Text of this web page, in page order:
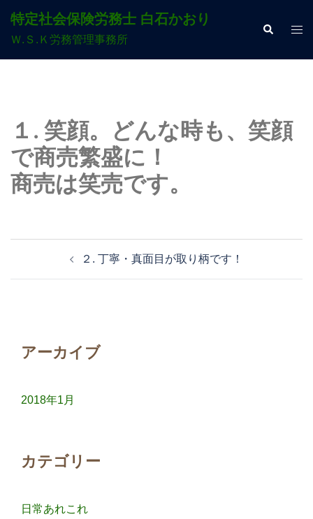
ン
特定社会保険労務士 白石かおり
Ｗ.Ｓ.Ｋ労務管理事務所
検
索
ト
ュ
ー
１. 笑顔。どんな時も、笑顔
で商売繁盛に！
商売は笑売です。
ー
シ
ン
２. 丁寧・真面目が取り柄です！
アーカイブ
2018年1月
カテゴリー
日常あれこれ